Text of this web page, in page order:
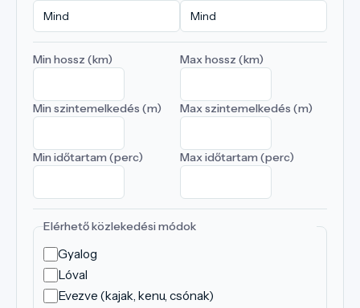
Min hossz (km) Max hossz (km)
Min szintemelkedés (m) Max szintemelkedés (m)
Min időtartam (perc) Max időtartam (perc)
Elérhető közlekedési módok
Gyalog
Lóval
Evezve (kajak, kenu, csónak)